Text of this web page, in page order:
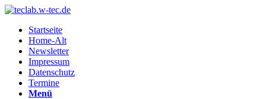
Startseite
Home-Alt
Newsletter
Impressum
Datenschutz
Termine
Menü